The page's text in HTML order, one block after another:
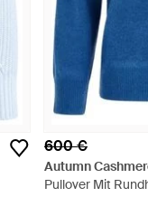
600 €
Autumn
Pullover Mit